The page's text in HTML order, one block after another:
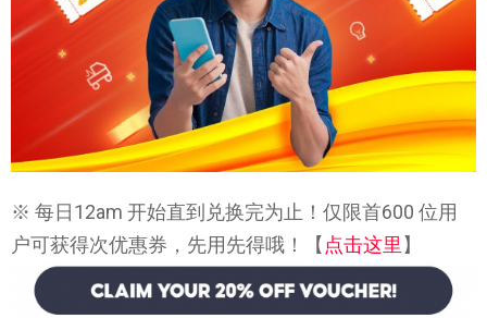
※ 每日12am 开始直到兑换完为止！仅限首600 位用
户可获得次优惠券，先用先得哦！【 点击这里 】